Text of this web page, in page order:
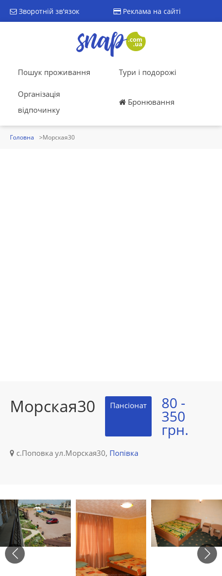
Зворотній зв'язок Реклама на сайті
Пошук проживання Тури і подорожі
Організація
відпочинку
Бронювання
Головна Морская30
Морская30 Пансіонат 80 -
350
грн.
с.Поповка ул.Морская30, Попівка